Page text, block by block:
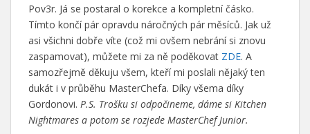
Pov3r. Já se postaral o korekce a kompletní čásko.
Tímto končí pár opravdu náročných pár měsíců. Jak už
asi všichni dobře víte (což mi ovšem nebrání si znovu
zaspamovat), můžete mi za ně poděkovat ZDE. A
samozřejmě děkuju všem, kteří mi poslali nějaký ten
dukát i v průběhu MasterChefa. Díky všema díky
Gordonovi. P.S. Trošku si odpočineme, dáme si Kitchen
Nightmares a potom se rozjede MasterChef Junior.